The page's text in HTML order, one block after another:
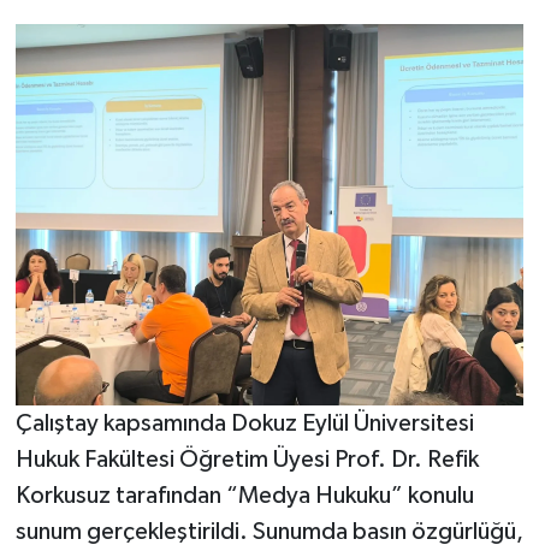
Çalıştay kapsamında Dokuz Eylül Üniversitesi
Hukuk Fakültesi Öğretim Üyesi Prof. Dr. Refik
Korkusuz tarafından “Medya Hukuku” konulu
sunum gerçekleştirildi. Sunumda basın özgürlüğü,